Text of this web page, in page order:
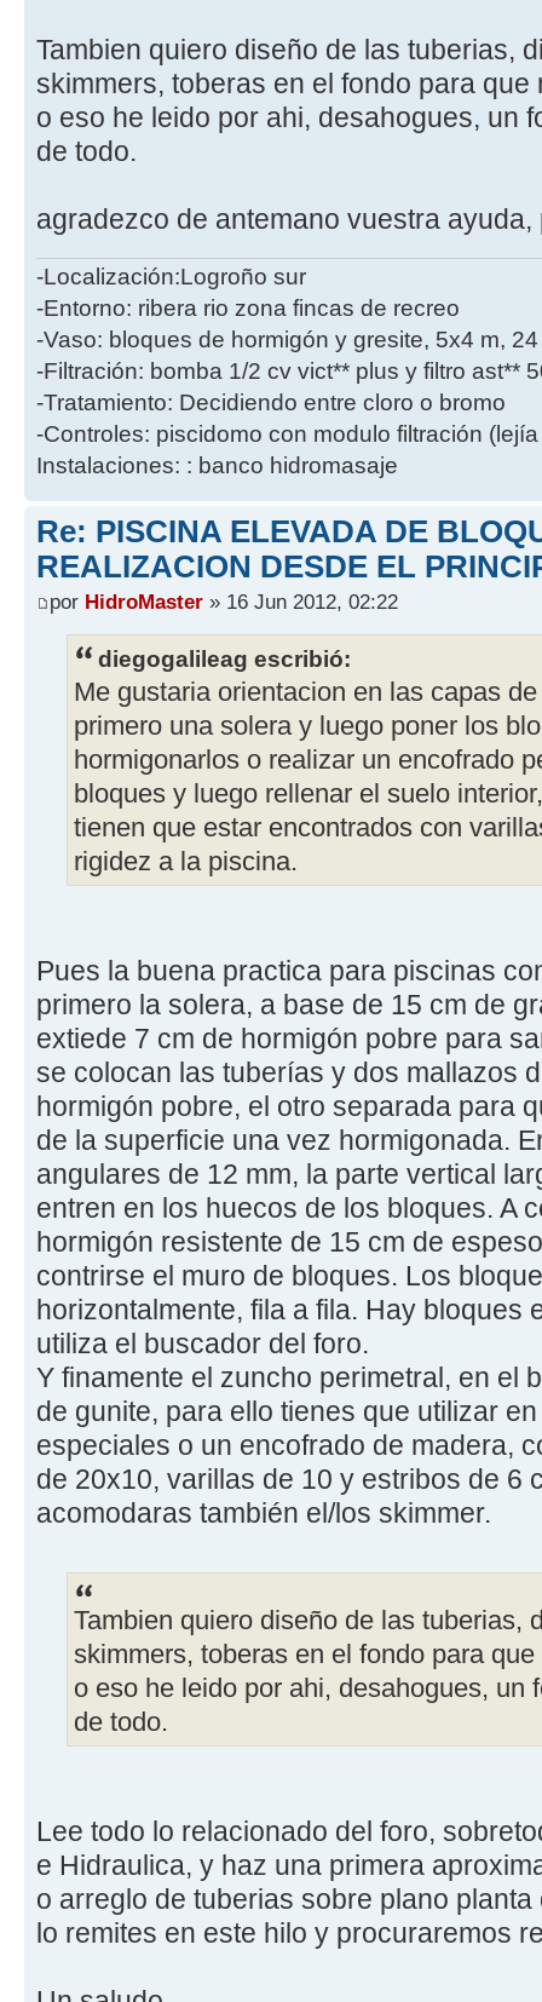
Tambien quiero diseño de las tuberias,
skimmers, toberas en el fondo para
o eso he leido por ahi, desahogues, un
de todo.
agradezco de antemano vuestra
-Localización:Logroño sur
-Entorno: ribera rio zona fincas de recreo
-Vaso: bloques de hormigón y gresite, 5x4 m,
-Filtración: bomba 1/2 cv vict** plus y filtro ast**
-Tratamiento: Decidiendo entre cloro o bromo
-Controles: piscidomo con modulo filtración
Instalaciones: : banco hidromasaje
Re: PISCINA ELEVADA DE
REALIZACION DESDE EL
por HidroMaster » 16 Jun 2012, 02:22
diegogalileag escribió:
Me gustaria orientacion en las capas
primero una solera y luego poner los
hormigonarlos o realizar un encofrado
bloques y luego rellenar el suelo
tienen que estar encontrados con
rigidez a la piscina.
Pues la buena practica para piscinas
primero la solera, a base de 15 cm de
extiede 7 cm de hormigón pobre para
se colocan las tuberías y dos mallazos
hormigón pobre, el otro separada para
de la superficie una vez hormigonada.
angulares de 12 mm, la parte vertical
entren en los huecos de los bloques. A
hormigón resistente de 15 cm de
contrirse el muro de bloques. Los
horizontalmente, fila a fila. Hay bloques
utiliza el buscador del foro.
Y finamente el zuncho perimetral, en el
de gunite, para ello tienes que utilizar
especiales o un encofrado de madera,
de 20x10, varillas de 10 y estribos de 6
acomodaras también el/los skimmer.
Tambien quiero diseño de las tuberias,
skimmers, toberas en el fondo para
o eso he leido por ahi, desahogues, un
de todo.
Lee todo lo relacionado del foro,
e Hidraulica, y haz una primera
o arreglo de tuberias sobre plano
lo remites en este hilo y procuraremos